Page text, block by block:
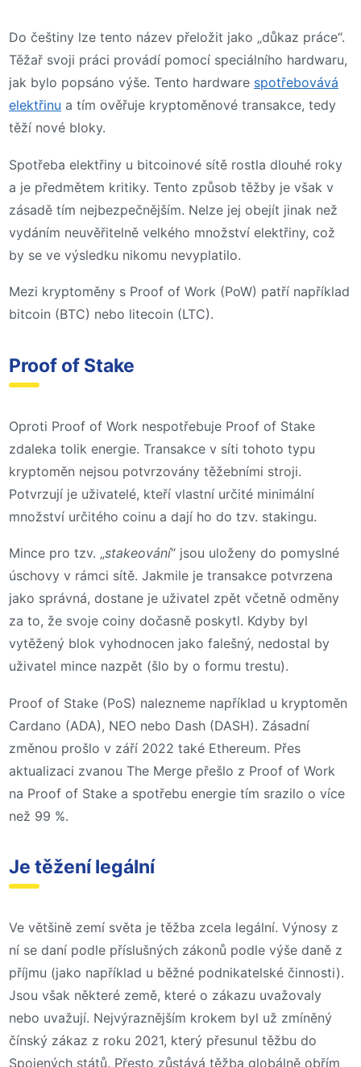
Do češtiny lze tento název přeložit jako „důkaz práce“.
Těžař svoji práci provádí pomocí speciálního hardwaru,
jak bylo popsáno výše. Tento hardware spotřebovává
elektřinu a tím ověřuje kryptoměnové transakce, tedy
těží nové bloky.
Spotřeba elektřiny u bitcoinové sítě rostla dlouhé roky
a je předmětem kritiky. Tento způsob těžby je však v
zásadě tím nejbezpečnějším. Nelze jej obejít jinak než
vydáním neuvěřitelně velkého množství elektřiny, což
by se ve výsledku nikomu nevyplatilo.
Mezi kryptoměny s Proof of Work (PoW) patří například
bitcoin (BTC) nebo litecoin (LTC).
Proof of Stake
Oproti Proof of Work nespotřebuje Proof of Stake
zdaleka tolik energie. Transakce v síti tohoto typu
kryptoměn nejsou potvrzovány těžebními stroji.
Potvrzují je uživatelé, kteří vlastní určité minimální
množství určitého coinu a dají ho do tzv. stakingu.
Mince pro tzv. „stakeování“ jsou uloženy do pomyslné
úschovy v rámci sítě. Jakmile je transakce potvrzena
jako správná, dostane je uživatel zpět včetně odměny
za to, že svoje coiny dočasně poskytl. Kdyby byl
vytěžený blok vyhodnocen jako falešný, nedostal by
uživatel mince nazpět (šlo by o formu trestu).
Proof of Stake (PoS) nalezneme například u kryptoměn
Cardano (ADA), NEO nebo Dash (DASH). Zásadní
změnou prošlo v září 2022 také Ethereum. Přes
aktualizaci zvanou The Merge přešlo z Proof of Work
na Proof of Stake a spotřebu energie tím srazilo o více
než 99 %.
Je těžení legální
Ve většině zemí světa je těžba zcela legální. Výnosy z
ní se daní podle příslušných zákonů podle výše daně z
příjmu (jako například u běžné podnikatelské činnosti).
Jsou však některé země, které o zákazu uvažovaly
nebo uvažují. Nejvýraznějším krokem byl už zmíněný
čínský zákaz z roku 2021, který přesunul těžbu do
Spojených států. Přesto zůstává těžba globálně obřím